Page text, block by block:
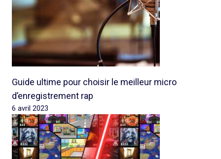
Guide ultime pour choisir le meilleur micro
d’enregistrement rap
6 avril 2023